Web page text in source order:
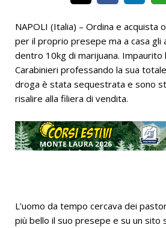
NAPOLI (Italia) – Ordina e acquista
per il proprio presepe ma a casa gli
dentro 10kg di marijuana. Impaurito
Carabinieri professando la sua
droga è stata sequestrata e sono
risalire alla filiera di vendita.
L’uomo da tempo cercava dei
più bello il suo presepe e su un sito